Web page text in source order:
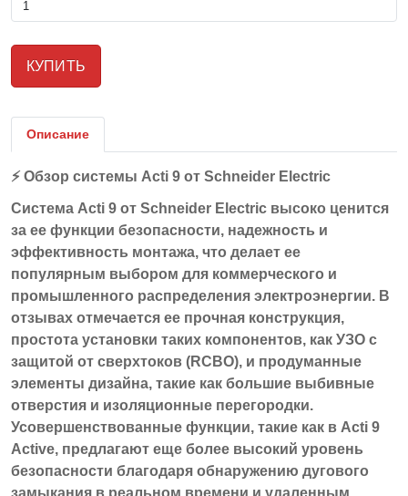
КУПИТЬ
Описание
⚡ Обзор системы Acti 9 от Schneider Electric
Система Acti 9 от Schneider Electric высоко ценится
за ее функции безопасности, надежность и
эффективность монтажа, что делает ее
популярным выбором для коммерческого и
промышленного распределения электроэнергии. В
отзывах отмечается ее прочная конструкция,
простота установки таких компонентов, как УЗО с
защитой от сверхтоков (RCBO), и продуманные
элементы дизайна, такие как большие выбивные
отверстия и изоляционные перегородки.
Усовершенствованные функции, такие как в Acti 9
Active, предлагают еще более высокий уровень
безопасности благодаря обнаружению дугового